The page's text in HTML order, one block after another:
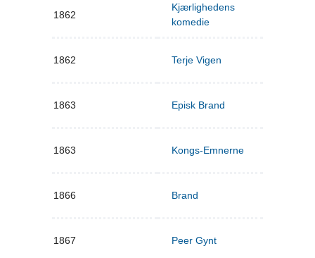
1862
Kjærlighedens
komedie
1862 Terje Vigen
1863 Episk Brand
1863 Kongs-Emnerne
1866 Brand
1867 Peer Gynt